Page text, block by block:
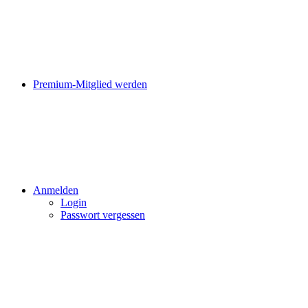
Premium-Mitglied werden
Anmelden
Login
Passwort vergessen